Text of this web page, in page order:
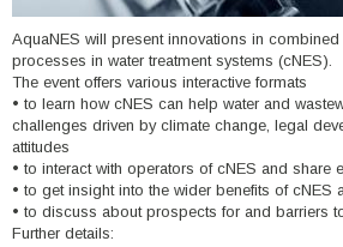
AquaNES will present innovations in
processes in water treatment systems (cNES).
The event offers various interactive formats
• to learn how cNES can help water and
challenges driven by climate change, legal
attitudes
• to interact with operators of cNES and share
• to get insight into the wider benefits of cNES
• to discuss about prospects for and barriers
Further details: